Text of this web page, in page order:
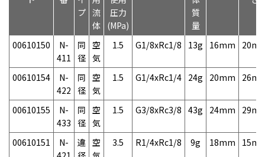
プ 流
体
圧力
(MPa)
質
量
00610150
N-
411
同
径
空
気
1.5 G1/8xRc1/8 13g 16mm
00610154
N-
422
同
径
空
気
1.5 G1/4xRc1/4 24g 20mm
00610155
N-
433
同
径
空
気
1.5 G3/8xRc3/8 43g 24mm
00610151
N-
違 空
3.5 R1/4xRc1/8 9g 18mm